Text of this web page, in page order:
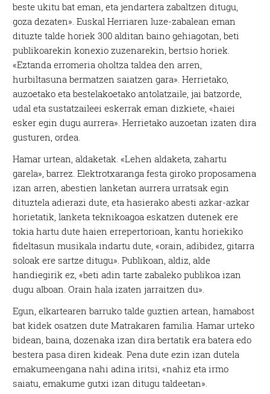
beste ukitu bat eman, eta jendartera zabaltzen ditugu,
goza dezaten». Euskal Herriaren luze-zabalean eman
dituzte talde horiek 300 alditan baino gehiagotan, beti
publikoarekin konexio zuzenarekin, bertsio horiek.
«Eztanda erromeria oholtza taldea den arren,
hurbiltasuna bermatzen saiatzen gara». Herrietako,
auzoetako eta bestelakoetako antolatzaile, jai batzorde,
udal eta sustatzaileei eskerrak eman dizkiete, «haiei
esker egin dugu aurrera». Herrietako auzoetan izaten dira
gusturen, ordea.
Hamar urtean, aldaketak. «Lehen aldaketa, zahartu
garela», barrez. Elektrotxaranga festa giroko proposamena
izan arren, abestien lanketan aurrera urratsak egin
dituztela adierazi dute, eta hasierako abesti azkar-azkar
horietatik, lanketa teknikoagoa eskatzen dutenek ere
tokia hartu dute haien errepertorioan, kantu horiekiko
fideltasun musikala indartu dute, «orain, adibidez, gitarra
soloak ere sartze ditugu». Publikoan, aldiz, alde
handiegirik ez, «beti adin tarte zabaleko publikoa izan
dugu alboan. Orain hala izaten jarraitzen du».
Egun, elkartearen barruko talde guztien artean, hamabost
bat kidek osatzen dute Matrakaren familia. Hamar urteko
bidean, baina, dozenaka izan dira bertatik era batera edo
bestera pasa diren kideak. Pena dute ezin izan dutela
emakumeengana nahi adina iritsi, «nahiz eta irmo
saiatu, emakume gutxi izan ditugu taldeetan».